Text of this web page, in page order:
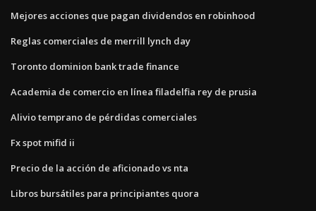
Mejores acciones que pagan dividendos en robinhood
Reglas comerciales de merrill lynch day
Toronto dominion bank trade finance
Academia de comercio en línea filadelfia rey de prusia
Alivio temprano de pérdidas comerciales
Fx spot mifid ii
Precio de la acción de aficionado vs nta
Libros bursátiles para principiantes quora